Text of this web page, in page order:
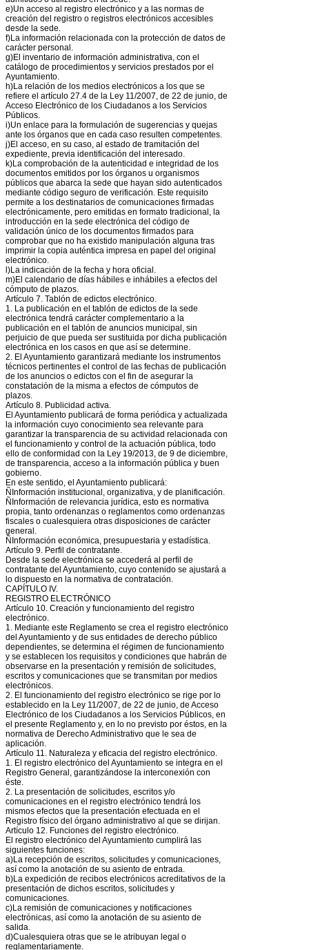
e)Un acceso al registro electrónico y a las normas de
creación del registro o registros electrónicos accesibles
desde la sede.
f)La información relacionada con la protección de datos de
carácter personal.
g)El inventario de información administrativa, con el
catálogo de procedimientos y servicios prestados por el
Ayuntamiento.
h)La relación de los medios electrónicos a los que se
refiere el artículo 27.4 de la Ley 11/2007, de 22 de junio, de
Acceso Electrónico de los Ciudadanos a los Servicios
Públicos.
i)Un enlace para la formulación de sugerencias y quejas
ante los órganos que en cada caso resulten competentes.
j)El acceso, en su caso, al estado de tramitación del
expediente, previa identificación del interesado.
k)La comprobación de la autenticidad e integridad de los
documentos emitidos por los órganos u organismos
públicos que abarca la sede que hayan sido autenticados
mediante código seguro de verificación. Este requisito
permite a los destinatarios de comunicaciones firmadas
electrónicamente, pero emitidas en formato tradicional, la
introducción en la sede electrónica del código de
validación único de los documentos firmados para
comprobar que no ha existido manipulación alguna tras
imprimir la copia auténtica impresa en papel del original
electrónico.
l)La indicación de la fecha y hora oficial.
m)El calendario de días hábiles e inhábiles a efectos del
cómputo de plazos.
Artículo 7. Tablón de edictos electrónico.
1. La publicación en el tablón de edictos de la sede
electrónica tendrá carácter complementario a la
publicación en el tablón de anuncios municipal, sin
perjuicio de que pueda ser sustituida por dicha publicación
electrónica en los casos en que así se determine.
2. El Ayuntamiento garantizará mediante los instrumentos
técnicos pertinentes el control de las fechas de publicación
de los anuncios o edictos con el fin de asegurar la
constatación de la misma a efectos de cómputos de
plazos.
Artículo 8. Publicidad activa.
El Ayuntamiento publicará de forma periódica y actualizada
la información cuyo conocimiento sea relevante para
garantizar la transparencia de su actividad relacionada con
el funcionamiento y control de la actuación pública, todo
ello de conformidad con la Ley 19/2013, de 9 de diciembre,
de transparencia, acceso a la información pública y buen
gobierno.
En este sentido, el Ayuntamiento publicará:
ÑInformación institucional, organizativa, y de planificación.
ÑInformación de relevancia jurídica, esto es normativa
propia, tanto ordenanzas o reglamentos como ordenanzas
fiscales o cualesquiera otras disposiciones de carácter
general.
ÑInformación económica, presupuestaria y estadística.
Artículo 9. Perfil de contratante.
Desde la sede electrónica se accederá al perfil de
contratante del Ayuntamiento, cuyo contenido se ajustará a
lo dispuesto en la normativa de contratación.
CAPÍTULO IV.
REGISTRO ELECTRÓNICO
Artículo 10. Creación y funcionamiento del registro
electrónico.
1. Mediante este Reglamento se crea el registro electrónico
del Ayuntamiento y de sus entidades de derecho público
dependientes, se determina el régimen de funcionamiento
y se establecen los requisitos y condiciones que habrán de
observarse en la presentación y remisión de solicitudes,
escritos y comunicaciones que se transmitan por medios
electrónicos.
2. El funcionamiento del registro electrónico se rige por lo
establecido en la Ley 11/2007, de 22 de junio, de Acceso
Electrónico de los Ciudadanos a los Servicios Públicos, en
el presente Reglamento y, en lo no previsto por éstos, en la
normativa de Derecho Administrativo que le sea de
aplicación.
Artículo 11. Naturaleza y eficacia del registro electrónico.
1. El registro electrónico del Ayuntamiento se integra en el
Registro General, garantizándose la interconexión con
éste.
2. La presentación de solicitudes, escritos y/o
comunicaciones en el registro electrónico tendrá los
mismos efectos que la presentación efectuada en el
Registro físico del órgano administrativo al que se dirijan.
Artículo 12. Funciones del registro electrónico.
El registro electrónico del Ayuntamiento cumplirá las
siguientes funciones:
a)La recepción de escritos, solicitudes y comunicaciones,
así como la anotación de su asiento de entrada.
b)La expedición de recibos electrónicos acreditativos de la
presentación de dichos escritos, solicitudes y
comunicaciones.
c)La remisión de comunicaciones y notificaciones
electrónicas, así como la anotación de su asiento de
salida.
d)Cualesquiera otras que se le atribuyan legal o
reglamentariamente.